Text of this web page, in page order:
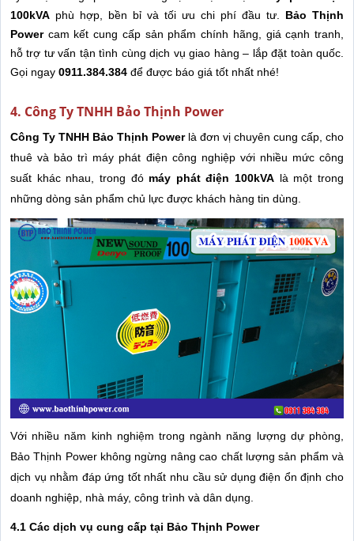
100kVA phù hợp, bền bỉ và tối ưu chi phí đầu tư. Bảo Thịnh
Powercam kết cung cấp sản phẩm chính hãng, giá cạnh tranh,
hỗ trợ tư vấn tận tình cùng dịch vụ giao hàng – lắp đặt toàn quốc.
Gọi ngay 0911.384.384 để được báo giá tốt nhất nhé!
4. Công Ty TNHH Bảo Thịnh Power
Công Ty TNHH Bảo Thịnh Powerlà đơn vị chuyên cung cấp, cho
thuê và bảo trì máy phát điện công nghiệp với nhiều mức công
suất khác nhau, trong đó máy phát điện 100kVA là một trong
những dòng sản phẩm chủ lực được khách hàng tin dùng.
Với nhiều năm kinh nghiệm trong ngành năng lượng dự phòng,
Bảo Thịnh Power không ngừng nâng cao chất lượng sản phẩm và
dịch vụ nhằm đáp ứng tốt nhất nhu cầu sử dụng điện ổn định cho
doanh nghiệp, nhà máy, công trình và dân dụng.
4.1 Các dịch vụ cung cấp tại Bảo Thịnh Power